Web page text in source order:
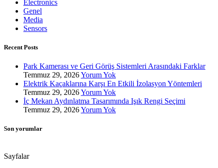
Electronics
Genel
Media
Sensors
Recent Posts
Park Kamerası ve Geri Görüş Sistemleri Arasındaki Farklar
Temmuz 29, 2026Yorum Yok
Elektrik Kaçaklarına Karşı En Etkili İzolasyon Yöntemleri
Temmuz 29, 2026Yorum Yok
İç Mekan Aydınlatma Tasarımında Işık Rengi Seçimi
Temmuz 29, 2026Yorum Yok
Son yorumlar
Sayfalar